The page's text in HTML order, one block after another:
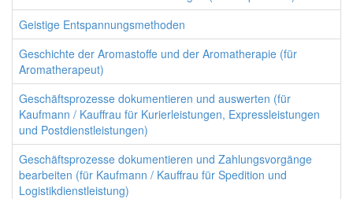
Geistige Entspannungsmethoden
Geschichte der Aromastoffe und der Aromatherapie (für
Aromatherapeut)
Geschäftsprozesse dokumentieren und auswerten (für
Kaufmann / Kauffrau für Kurierleistungen, Expressleistungen
und Postdienstleistungen)
Geschäftsprozesse dokumentieren und Zahlungsvorgänge
bearbeiten (für Kaufmann / Kauffrau für Spedition und
Logistikdienstleistung)